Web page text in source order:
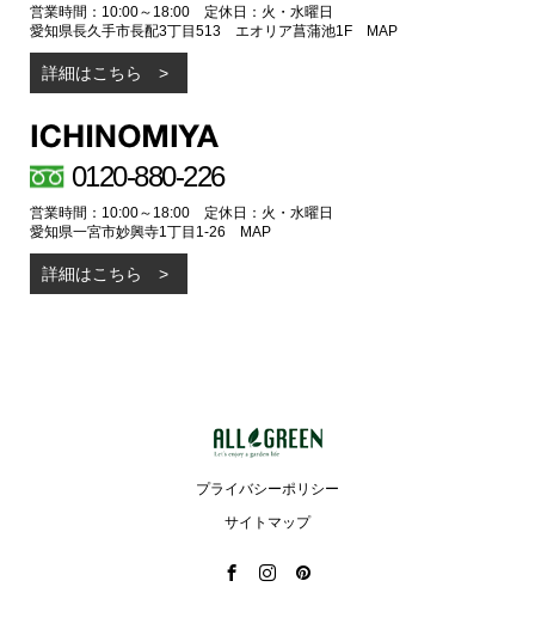
営業時間：10:00～18:00 定休日：火・水曜日
愛知県長久手市長配3丁目513 エオリア菖蒲池1F
MAP
詳細はこちら
0120-880-226
営業時間：10:00～18:00 定休日：火・水曜日
愛知県一宮市妙興寺1丁目1-26
MAP
詳細はこちら
プライバシーポリシー
サイトマップ